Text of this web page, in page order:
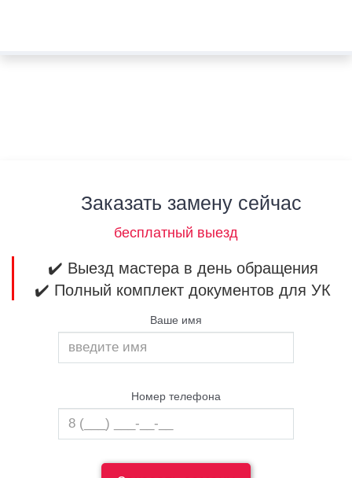
Заказать замену сейчас
бесплатный выезд
✔️ Выезд мастера в день обращения
✔️ Полный комплект документов для УК
Ваше имя
Номер телефона